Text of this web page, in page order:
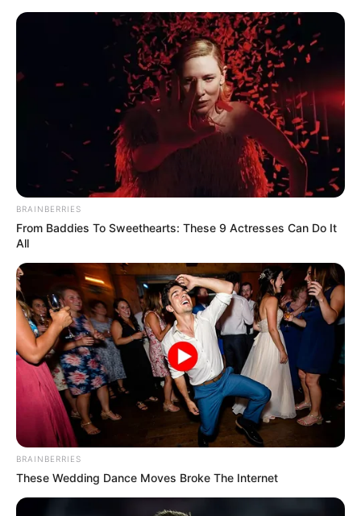
SERIES
BRAINBERRIES
From Baddies To Sweethearts: These 9 Actresses Can Do It
All
BRAINBERRIES
These Wedding Dance Moves Broke The Internet